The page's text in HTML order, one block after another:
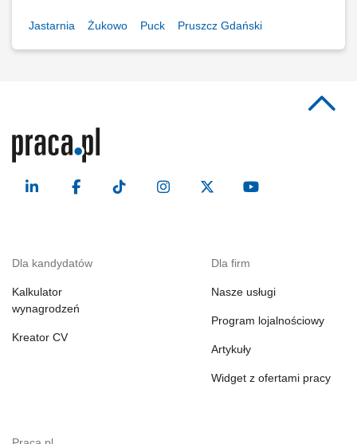
Jastarnia Żukowo Puck Pruszcz Gdański
Dla kandydatów
Kalkulator
wynagrodzeń
Kreator CV
Dla firm
Nasze usługi
Program lojalnościowy
Artykuły
Widget z ofertami pracy